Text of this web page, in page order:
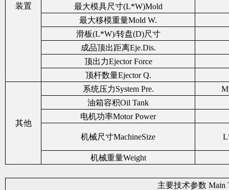
装置
最大模具尺寸(L*W)Mold
最大移模重量Mold W.
滑板(L*W)/转盘(D)尺寸
成品顶出距离Eje.Dis.
顶出力Ejector Force
顶杆数量Ejector Q.
其他
系统压力System Pre.
油箱容积Oil Tank
电机功率Motor Power
机械尺寸MachineSize
机械重量Weight
主要技术参数 Main